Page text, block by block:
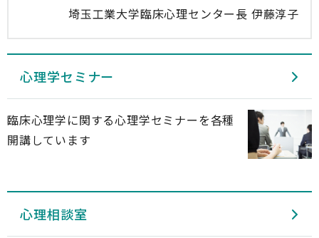
埼玉工業大学臨床心理センター長 伊藤淳子
心理学セミナー
臨床心理学に関する心理学セミナーを各種
開講しています
心理相談室